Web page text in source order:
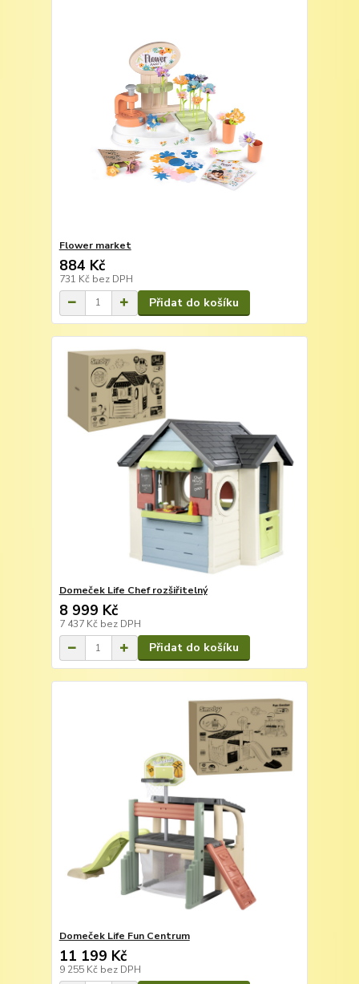
Flower market
884 Kč
731 Kč bez DPH
Přidat do košíku
Domeček Life Chef rozšiřitelný
8 999 Kč
7 437 Kč bez DPH
Přidat do košíku
Domeček Life Fun Centrum
11 199 Kč
9 255 Kč bez DPH